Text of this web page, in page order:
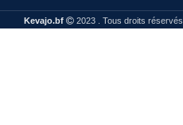
Kevajo.bf 2023 . Tous droits réservés.